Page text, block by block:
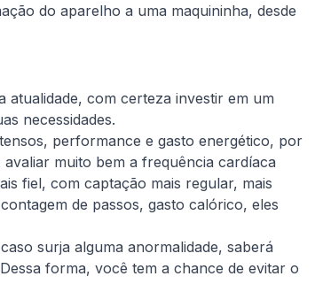
do aparelho a uma maquininha, desde
atualidade, com certeza investir em um
necessidades.
performance e gasto energético, por
muito bem a frequência cardíaca
fiel, com captação mais regular, mais
de passos, gasto calórico, eles
surja alguma anormalidade, saberá
forma, você tem a chance de evitar o